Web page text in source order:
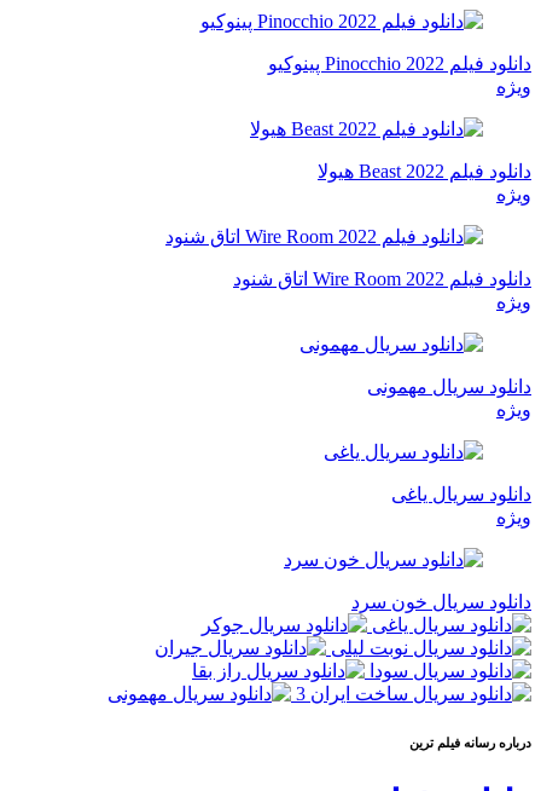
دانلود فیلم Pinocchio 2022 پینوکیو
ویژه
دانلود فیلم Beast 2022 هیولا
ویژه
دانلود فیلم Wire Room 2022 اتاق شنود
ویژه
دانلود سریال مهمونی
ویژه
دانلود سریال یاغی
ویژه
دانلود سریال خون سرد
درباره رسانه فيلم ترين